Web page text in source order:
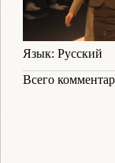
Язык: Русский
Всего